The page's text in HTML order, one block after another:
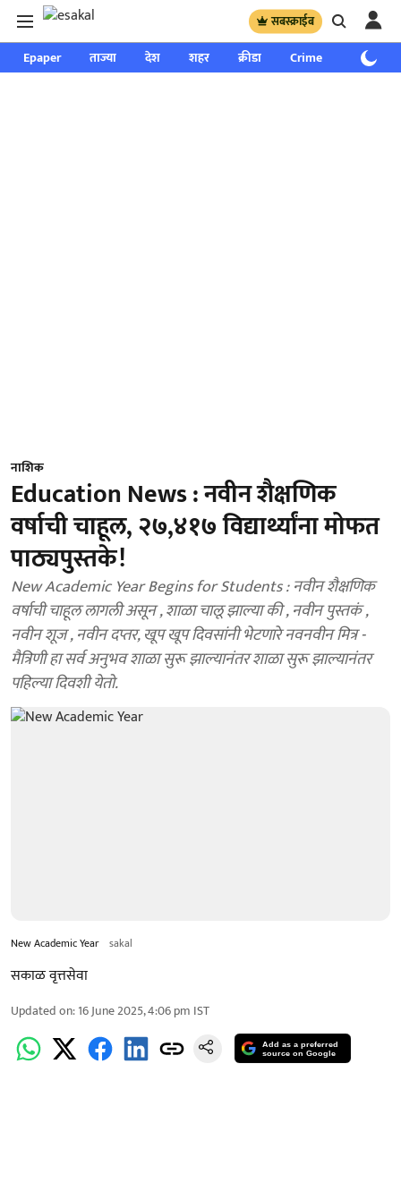
सबस्क्राईब
Epaper ताज्या देश शहर क्रीडा Crime साप्ताहिक
नाशिक
Education News : नवीन शैक्षणिक
वर्षाची चाहूल, २७,४१७ विद्यार्थ्यांना मोफत
पाठ्यपुस्तके!
New Academic Year Begins for Students : नवीन शैक्षणिक
वर्षाची चाहूल लागली असून , शाळा चालू झाल्या की , नवीन पुस्तकं ,
नवीन शूज , नवीन दप्तर, खूप खूप दिवसांनी भेटणारे नवनवीन मित्र -
मैत्रिणी हा सर्व अनुभव शाळा सुरू झाल्यानंतर शाळा सुरू झाल्यानंतर
पहिल्या दिवशी येतो.
New Academic Year sakal
सकाळ वृत्तसेवा
Updated on:16 June 2025, 4:06 pm IST
Add as a preferred
source on Google